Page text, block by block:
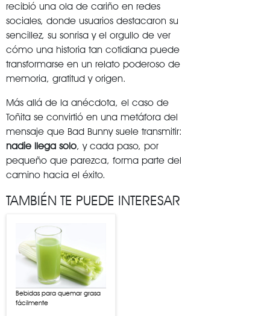
recibió una ola de cariño en redes
sociales, donde usuarios destacaron su
sencillez, su sonrisa y el orgullo de ver
cómo una historia tan cotidiana puede
transformarse en un relato poderoso de
memoria, gratitud y origen.
Más allá de la anécdota, el caso de
Toñita se convirtió en una metáfora del
mensaje que Bad Bunny suele transmitir:
nadie llega solo, y cada paso, por
pequeño que parezca, forma parte del
camino hacia el éxito.
TAMBIÉN TE PUEDE INTERESAR
Bebidas para quemar grasa
fácilmente